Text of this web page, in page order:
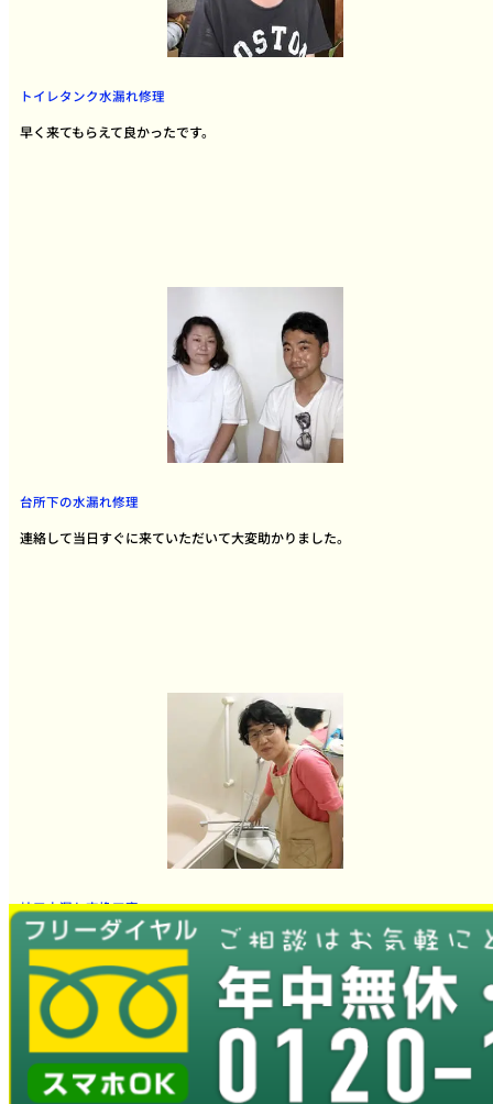
トイレタンク水漏れ修理
早く来てもらえて良かったです。
台所下の水漏れ修理
連絡して当日すぐに来ていただいて大変助かりました。
蛇口水漏れ交換工事
とても良かったです。